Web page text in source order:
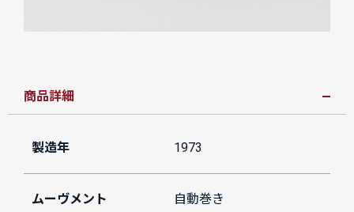
商品詳細
製造年 1973
ムーヴメント 自動巻き